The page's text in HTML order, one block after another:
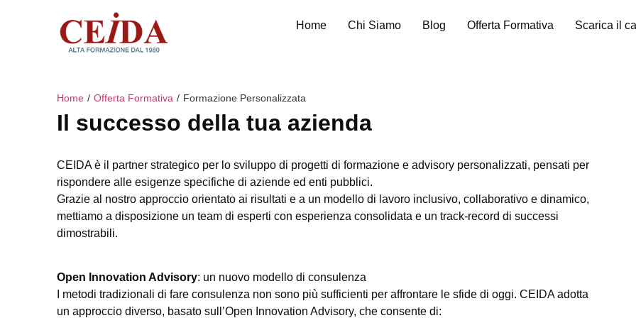
Home Chi Siamo Blog Offerta Formativa Scarica il
Home / Offerta Formativa / Formazione Personalizzata
Il successo della tua azienda
CEIDA è il partner strategico per lo sviluppo di progetti di formazione e advisory personalizzati, pensati per
rispondere alle esigenze specifiche di aziende ed enti pubblici.
Grazie al nostro approccio orientato ai risultati e a un modello di lavoro inclusivo, collaborativo e dinamico,
mettiamo a disposizione un team di esperti con esperienza consolidata e un track-record di successi
dimostrabili.
Open Innovation Advisory: un nuovo modello di consulenza
I metodi tradizionali di fare consulenza non sono più sufficienti per affrontare le sfide di oggi. CEIDA adotta
un approccio diverso, basato sull’Open Innovation Advisory, che consente di: